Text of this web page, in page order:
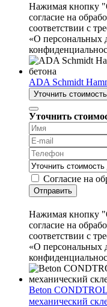
Нажимая кнопку
согласие на
соответствии с
«О персональных
ADA Schmidt
Уточнить стоимость
Уточнить
Согласие на
Отправить
Нажимая кнопку
согласие на
соответствии с
«О персональных
Beton CONDTROL
механический